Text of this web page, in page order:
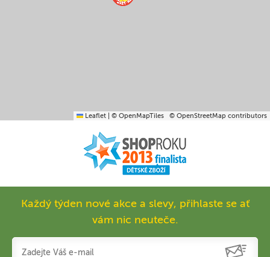
Leaflet © OpenMapTiles © OpenStreetMap contributors
Každý týden nové akce a slevy, přihlaste se ať
vám nic neuteče.